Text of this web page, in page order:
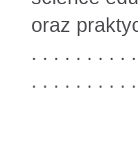
oraz
. . . . . . . . .
. . . . . . . . .